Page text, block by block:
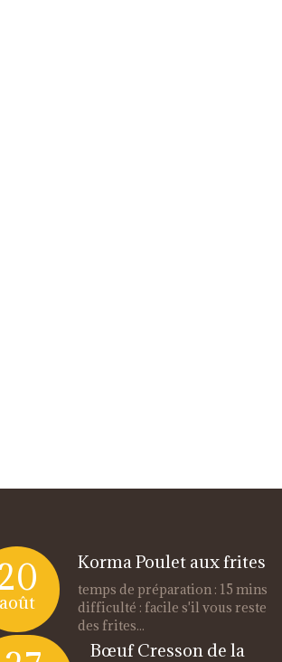
août
Korma Poulet aux frites
temps de préparation : 15 mins
difficulté : facile s'il vous reste
des frites...
Bœuf Cresson de la